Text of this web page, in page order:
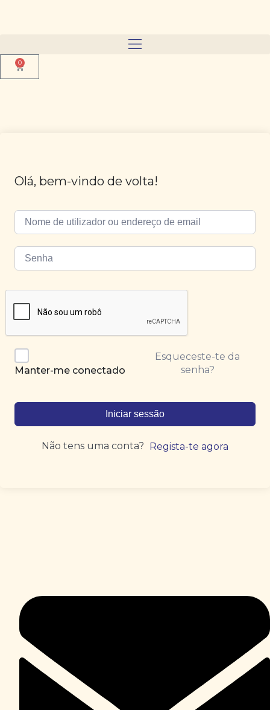
0
Olá, bem-vindo de volta!
Manter-me conectado
Esqueceste-te da
senha?
Iniciar sessão
Não tens uma conta? Regista-te agora